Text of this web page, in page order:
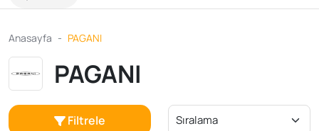
Anasayfa PAGANI
PAGANI
Filtrele